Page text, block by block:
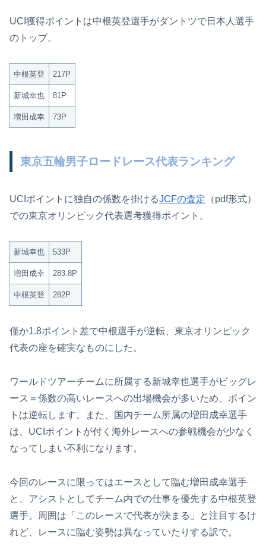
UCI獲得ポイントは中根英登選手がダントツで日本人選手
のトップ。
中根英登 217P
新城幸也 81P
増田成幸 73P
東京五輪男子ロードレース代表ランキング
UCIポイントに独自の係数を掛けるJCFの査定 （pdf形式）
での東京オリンピック代表選考獲得ポイント。
新城幸也 533P
増田成幸 283.8P
中根英登 282P
僅か1.8ポイント差で中根選手が逆転、東京オリンピック
代表の座を確実なものにした。
ワールドツアーチームに所属する新城幸也選手がビッグレ
ース＝係数の高いレースへの出場機会が多いため、ポイン
トは逆転します。また、国内チーム所属の増田成幸選手
は、UCIポイントが付く海外レースへの参戦機会が少なく
なってしまい不利になります。
今回のレースに限ってはエースとして臨む増田成幸選手
と、アシストとしてチーム内での仕事を優先する中根英登
選手。周囲は「このレースで代表が決まる」と注目するけ
れど、レースに臨む姿勢は異なっていたりする訳で。